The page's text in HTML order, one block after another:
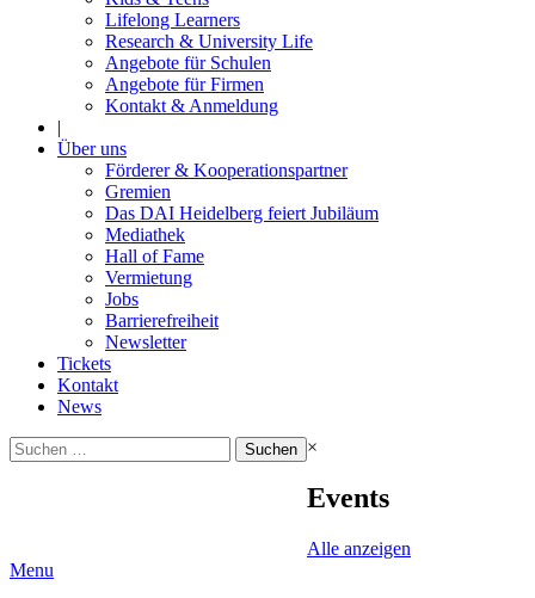
Lifelong Learners
Research & University Life
Angebote für Schulen
Angebote für Firmen
Kontakt & Anmeldung
|
Über uns
Förderer & Kooperationspartner
Gremien
Das DAI Heidelberg feiert Jubiläum
Mediathek
Hall of Fame
Vermietung
Jobs
Barrierefreiheit
Newsletter
Tickets
Kontakt
News
Suchen
nach:
×
Events
Alle anzeigen
Menu